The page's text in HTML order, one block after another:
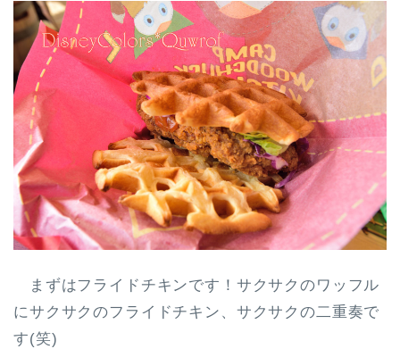
まずはフライドチキンです！サクサクのワッフル
にサクサクのフライドチキン、サクサクの二重奏で
す(笑)